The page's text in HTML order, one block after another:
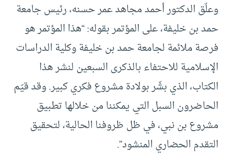
وعلّق الدكتور أحمد مجاهد عمر حسنه، رئيس جامعة
حمد بن خليفة، على المؤتمر بقوله: “هذا المؤتمر هو
فرصة ملائمة لجامعة حمد بن خليفة وكلية الدراسات
الإسلامية للاحتفاء بالذكرى السبعين لنشر هذا
الكتاب، الذي بشّر بولادة مشروع فكري كبير. وقد قيّم
الحاضرون السبل التي يمكننا من خلالها تطبيق
مشروع بن نبي، في ظل ظروفنا الحالية، لتحقيق
التقدم الحضاري المنشود”.